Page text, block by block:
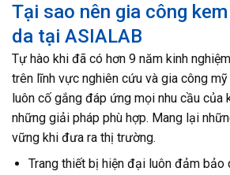
Tại sao nên gia công
da tại ASIALAB
Tự hào khi đã có hơn 9 năm kinh
trên lĩnh vực nghiên cứu và gia công mỹ
luôn cố gắng đáp ứng mọi nhu cầu của
những giải pháp phù hợp. Mang lại
vững khi đưa ra thị trường.
Trang thiết bị hiện đại luôn đảm bảo